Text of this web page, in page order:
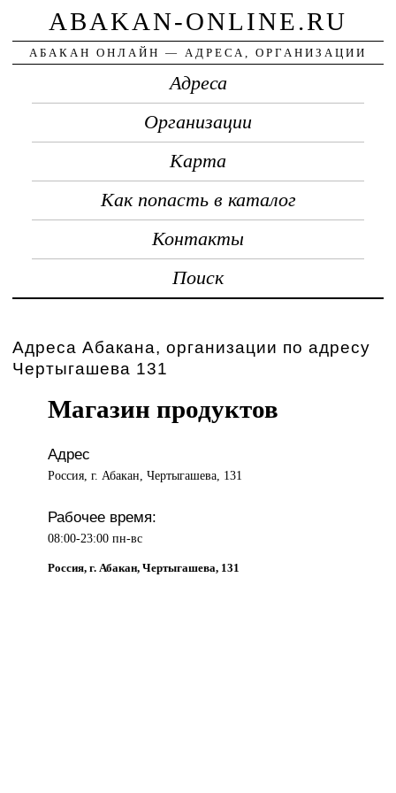
ABAKAN-ONLINE.RU
АБАКАН ОНЛАЙН — АДРЕСА, ОРГАНИЗАЦИИ
Адреса
Организации
Карта
Как попасть в каталог
Контакты
Поиск
Адреса Абакана, организации по адресу
Чертыгашева 131
Магазин продуктов
Адрес
Россия, г. Абакан, Чертыгашева, 131
Рабочее время:
08:00-23:00 пн-вс
Россия, г. Абакан, Чертыгашева, 131